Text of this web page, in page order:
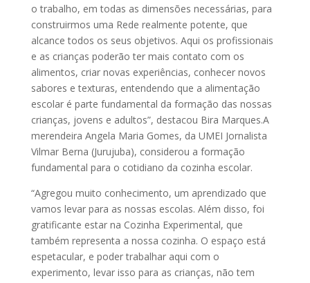
o trabalho, em todas as dimensões necessárias, para
construirmos uma Rede realmente potente, que
alcance todos os seus objetivos. Aqui os profissionais
e as crianças poderão ter mais contato com os
alimentos, criar novas experiências, conhecer novos
sabores e texturas, entendendo que a alimentação
escolar é parte fundamental da formação das nossas
crianças, jovens e adultos”, destacou Bira Marques.A
merendeira Angela Maria Gomes, da UMEI Jornalista
Vilmar Berna (Jurujuba), considerou a formação
fundamental para o cotidiano da cozinha escolar.
“Agregou muito conhecimento, um aprendizado que
vamos levar para as nossas escolas. Além disso, foi
gratificante estar na Cozinha Experimental, que
também representa a nossa cozinha. O espaço está
espetacular, e poder trabalhar aqui com o
experimento, levar isso para as crianças, não tem